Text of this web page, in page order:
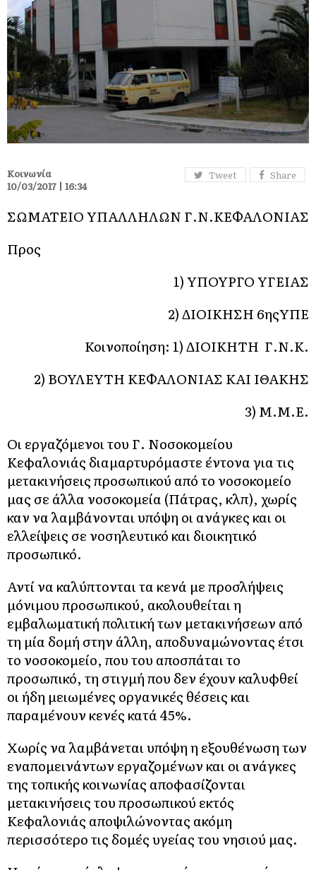
Tweet Share
Κοινωνία
10/03/2017 | 16:34
ΣΩΜΑΤΕΙΟ ΥΠΑΛΛΗΛΩΝ Γ.Ν.ΚΕΦΑΛΟΝΙΑΣ
Προς
1) ΥΠΟΥΡΓΟ ΥΓΕΙΑΣ
2) ΔΙΟΙΚΗΣΗ 6ηςΥΠΕ
Κοινοποίηση: 1) ΔΙΟΙΚΗΤΗ Γ.Ν.Κ.
2) ΒΟΥΛΕΥΤΗ ΚΕΦΑΛΟΝΙΑΣ ΚΑΙ ΙΘΑΚΗΣ
3) Μ.Μ.Ε.
Οι εργαζόμενοι του Γ. Νοσοκομείου
Κεφαλονιάς διαμαρτυρόμαστε έντονα για τις
μετακινήσεις προσωπικού από το νοσοκομείο
μας σε άλλα νοσοκομεία (Πάτρας, κλπ), χωρίς
καν να λαμβάνονται υπόψη οι ανάγκες και οι
ελλείψεις σε νοσηλευτικό και διοικητικό
προσωπικό.
Αντί να καλύπτονται τα κενά με προσλήψεις
μόνιμου προσωπικού, ακολουθείται η
εμβαλωματική πολιτική των μετακινήσεων από
τη μία δομή στην άλλη, αποδυναμώνοντας έτσι
το νοσοκομείο, που του αποσπάται το
προσωπικό, τη στιγμή που δεν έχουν καλυφθεί
οι ήδη μειωμένες οργανικές θέσεις και
παραμένουν κενές κατά 45%.
Χωρίς να λαμβάνεται υπόψη η εξουθένωση των
εναπομεινάντων εργαζομένων και οι ανάγκες
της τοπικής κοινωνίας αποφασίζονται
μετακινήσεις του προσωπικού εκτός
Κεφαλονιάς αποψιλώνοντας ακόμη
περισσότερο τις δομές υγείας του νησιού μας.